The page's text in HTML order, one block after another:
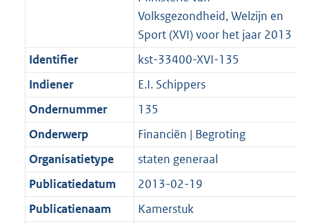
t
2
K
b
:
2
K
b
Volksgezondheid, Welzijn en
Sport (XVI) voor het jaar 2013
Identifier
kst-33400-XVI-135
Indiener
E.I. Schippers
Ondernummer
135
Onderwerp
Financiën | Begroting
Organisatietype
staten generaal
Publicatiedatum
2013-02-19
Publicatienaam
Kamerstuk